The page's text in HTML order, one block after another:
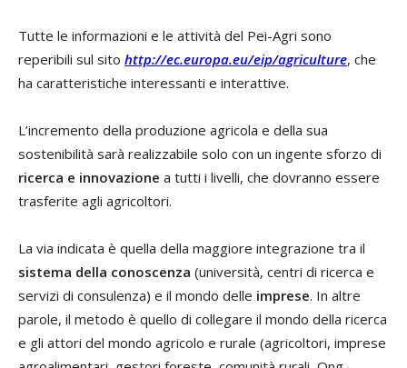
Tutte le informazioni e le attività del Pei-Agri sono
reperibili sul sito http://ec.europa.eu/eip/agriculture, che
ha caratteristiche interessanti e interattive.
L’incremento della produzione agricola e della sua
sostenibilità sarà realizzabile solo con un ingente sforzo di
ricerca e innovazione a tutti i livelli, che dovranno essere
trasferite agli agricoltori.
La via indicata è quella della maggiore integrazione tra il
sistema della conoscenza (università, centri di ricerca e
servizi di consulenza) e il mondo delle imprese. In altre
parole, il metodo è quello di collegare il mondo della ricerca
e gli attori del mondo agricolo e rurale (agricoltori, imprese